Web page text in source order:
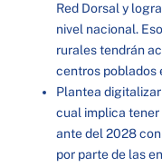
Red Dorsal y
nivel nacional.
rurales tendrán
centros poblados
Plantea
cual implica
ante del 2028
por parte de las